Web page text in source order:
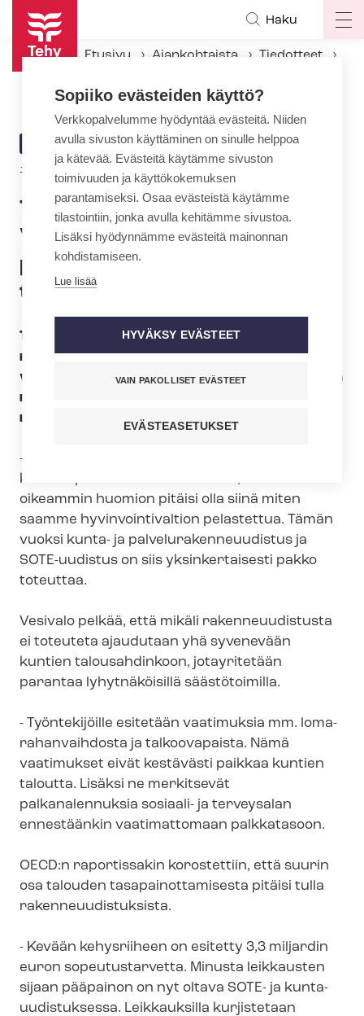
Hyppää
pääsisältöön
Haku
Etusivu Ajankohtaista
Tiedotteet
ARTIKKELIN
KATEGORIA
TIEDOTE
17.2.2014 | 22:00
Tehyn puheenjohtaja Rauno
Vesivalo: Kehysriihessä
painotettava ra­ken­ne­uu­dis­
tuk­sia leikkausten sijaan
Tehyn puheenjohtajan Rauno Vesivalon
mielestä Suomessa olisi otettava vakavasti
viime viikolla julkaistu OECD:n Suomea koskeva
maaraportti, jossa kehotetaan Suomea jat­ka­
maan­ra­ken­ne­uu­dis­tuk­sia.
- On harmi, että Suomessa ollaan jumituttu
kuntien pak­ko­lii­tos­kes­kus­te­luun, vaikka
oikeammin huomion pitäisi olla siinä miten
saamme hy­vin­voin­ti­val­tion pelastettua. Tämän
vuoksi kunta- ja pal­ve­lu­ra­ken­ne­uu­dis­tus ja
SOTE-uudistus on siis yksinkertaisesti pakko
toteuttaa.
Vesivalo pelkää, että mikäli rakenneuudistusta
ei toteuteta ajaudutaan yhä syvenevään
kuntien talousahdinkoon, jotayritetään
parantaa lyhytnäköisillä säästötoimilla.
- Työntekijöille esitetään vaatimuksia mm. lo­ma­
ra­han­vaih­dos­ta ja talkoovapaista. Nämä
vaatimukset eivät kestävästi paikkaa kuntien
taloutta. Lisäksi ne merkitsevät
palkanalennuksia sosiaali- ja terveysalan
ennestäänkin vaatimattomaan palkkatasoon.
OECD:n raportissakin korostettiin, että suurin
osa talouden ta­sa­pai­not­ta­mi­ses­ta pitäisi tulla
ra­ken­ne­uu­dis­tuk­sis­ta.
- Kevään kehysriiheen on esitetty 3,3 miljardin
euron sopeutustarvetta. Minusta leikkausten
sijaan pääpainon on nyt oltava SOTE- ja kun­ta­
uu­dis­tuk­ses­sa. Leikkauksilla kurjistetaan
Sopiiko evästeiden käyttö?
Verkkopalvelumme hyödyntää evästeitä. Niiden
avulla sivuston käyttäminen on sinulle helppoa
ja kätevää. Evästeitä käytämme sivuston
toimivuuden ja käyttökokemuksen
parantamiseksi. Osaa evästeistä käytämme
tilastointiin, jonka avulla kehitämme sivustoa.
Lisäksi hyödynnämme evästeitä mainonnan
kohdistamiseen.
Lue lisää
HYVÄKSY EVÄSTEET
VAIN PAKOLLISET EVÄSTEET
EVÄSTEASETUKSET